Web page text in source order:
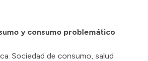
y consumo problemático
Sociedad de consumo, salud